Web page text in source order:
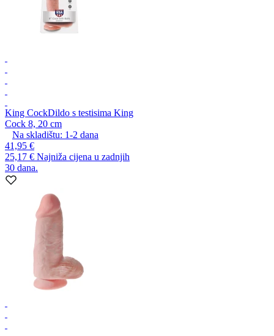
King CockDildo s testisima King
Cock 8, 20 cm
Na skladištu: 1-2 dana
41,95 €
25,17 € Najniža cijena u zadnjih
30 dana.